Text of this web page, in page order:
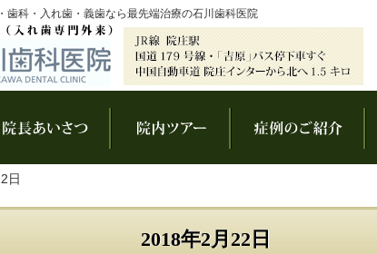
2018年2月22日
歯科・入れ歯・義歯なら最先端治療の石川歯科医院
日